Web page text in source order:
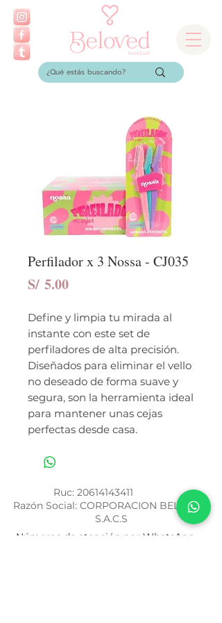
Perfilador x 3 Nossa - CJ035
S/ 5.00Precio
Define y limpia tu mirada al
instante con este set de
perfiladores de alta precisión.
Diseñados para eliminar el vello
no deseado de forma suave y
segura, son la herramienta ideal
para mantener unas cejas
perfectas desde casa.
Números de atención por WhatsApp
Ruc: 20614143411
Razón Social: CORPORACION BELOVED
S.A.C.S